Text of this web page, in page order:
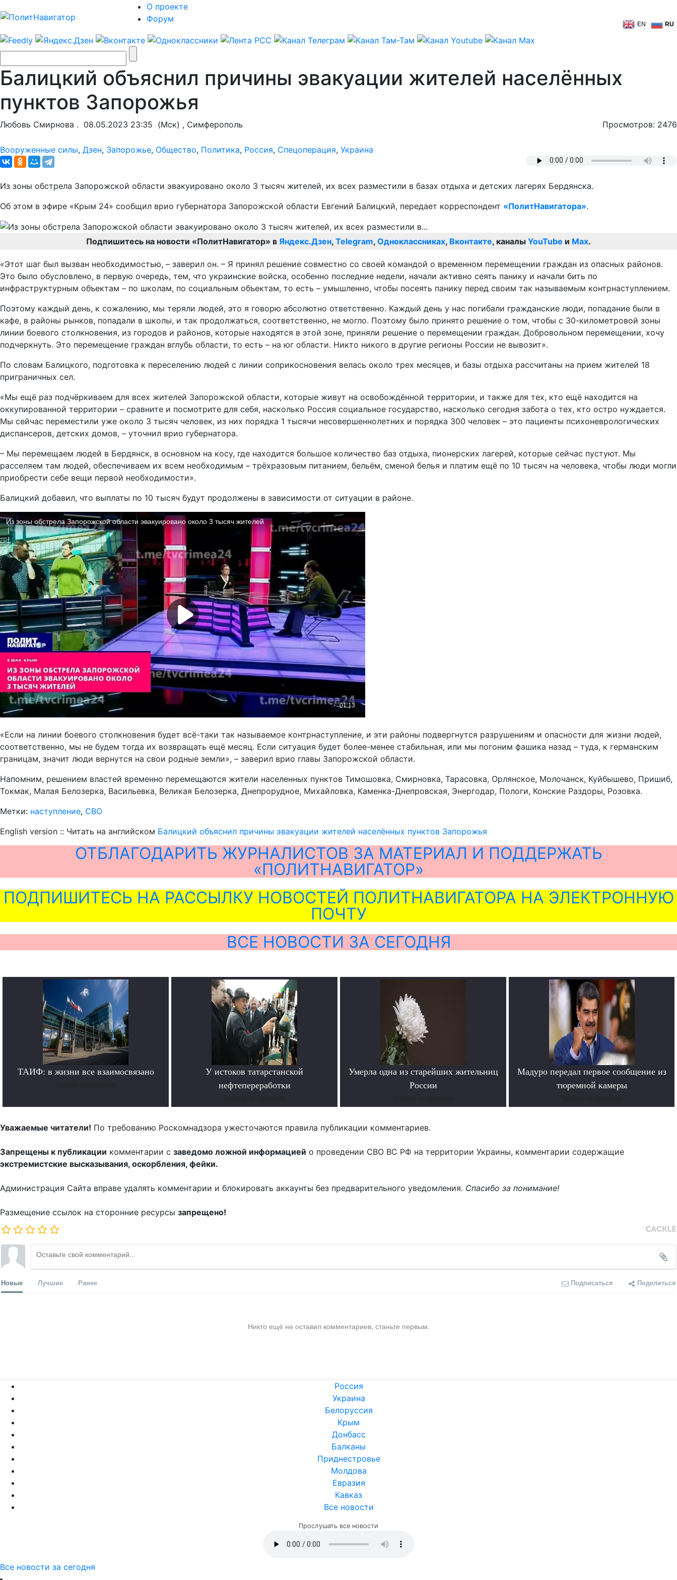
О проекте
Форум
EN RU
Балицкий объяснил причины эвакуации жителей населённых
пунктов Запорожья
Любовь Смирнова . 08.05.2023 23:35 (Мск) , Симферополь Просмотров: 2476
Вооруженные силы, Дзен, Запорожье, Общество, Политика, Россия, Спецоперация, Украина
Из зоны обстрела Запорожской области эвакуировано около 3 тысяч жителей, их всех разместили в базах отдыха и детских лагерях Бердянска.
Об этом в эфире «Крым 24» сообщил врио губернатора Запорожской области Евгений Балицкий, передает корреспондент «ПолитНавигатора».
Подпишитесь на новости «ПолитНавигатор» в Яндекс.Дзен, Telegram, Одноклассниках, Вконтакте, каналы YouTube и Max.
«Этот шаг был вызван необходимостью, – заверил он. – Я принял решение совместно со своей командой о временном перемещении граждан из опасных районов.
Это было обусловлено, в первую очередь, тем, что украинские войска, особенно последние недели, начали активно сеять панику и начали бить по
инфраструктурным объектам – по школам, по социальным объектам, то есть – умышленно, чтобы посеять панику перед своим так называемым контрнаступлением.
Поэтому каждый день, к сожалению, мы теряли людей, это я говорю абсолютно ответственно. Каждый день у нас погибали гражданские люди, попадание были в
кафе, в районы рынков, попадали в школы, и так продолжаться, соответственно, не могло. Поэтому было принято решение о том, чтобы с 30-километровой зоны
линии боевого столкновения, из городов и районов, которые находятся в этой зоне, приняли решение о перемещении граждан. Добровольном перемещении, хочу
подчеркнуть. Это перемещение граждан вглубь области, то есть – на юг области. Никто никого в другие регионы России не вывозит».
По словам Балицкого, подготовка к переселению людей с линии соприкосновения велась около трех месяцев, и базы отдыха рассчитаны на прием жителей 18
приграничных сел.
«Мы ещё раз подчёркиваем для всех жителей Запорожской области, которые живут на освобождённой территории, и также для тех, кто ещё находится на
оккупированной территории – сравните и посмотрите для себя, насколько Россия социальное государство, насколько сегодня забота о тех, кто остро нуждается.
Мы сейчас переместили уже около 3 тысяч человек, из них порядка 1 тысячи несовершеннолетних и порядка 300 человек – это пациенты психоневрологических
диспансеров, детских домов, – уточнил врио губернатора.
– Мы перемещаем людей в Бердянск, в основном на косу, где находится большое количество баз отдыха, пионерских лагерей, которые сейчас пустуют. Мы
расселяем там людей, обеспечиваем их всем необходимым – трёхразовым питанием, бельём, сменой белья и платим ещё по 10 тысяч на человека, чтобы люди могли
приобрести себе вещи первой необходимости».
Балицкий добавил, что выплаты по 10 тысяч будут продолжены в зависимости от ситуации в районе.
«Если на линии боевого столкновения будет всё-таки так называемое контрнаступление, и эти районы подвергнутся разрушениям и опасности для жизни людей,
соответственно, мы не будем тогда их возвращать ещё месяц. Если ситуация будет более-менее стабильная, или мы погоним фашика назад – туда, к германским
границам, значит люди вернутся на свои родные земли», – заверил врио главы Запорожской области.
Напомним, решением властей временно перемещаются жители населенных пунктов Тимошовка, Смирновка, Тарасовка, Орлянское, Молочанск, Куйбышево, Пришиб,
Токмак, Малая Белозерка, Васильевка, Великая Белозерка, Днепрорудное, Михайловка, Каменка-Днепровская, Энергодар, Пологи, Конские Раздоры, Розовка.
Метки: наступление, СВО
English version :: Читать на английском Балицкий объяснил причины эвакуации жителей населённых пунктов Запорожья
ОТБЛАГОДАРИТЬ ЖУРНАЛИСТОВ ЗА МАТЕРИАЛ И ПОДДЕРЖАТЬ
«ПОЛИТНАВИГАТОР»
ПОДПИШИТЕСЬ НА РАССЫЛКУ НОВОСТЕЙ ПОЛИТНАВИГАТОРА НА ЭЛЕКТРОННУЮ
ПОЧТУ
ВСЕ НОВОСТИ ЗА СЕГОДНЯ
ТАИФ: в жизни все взаимосвязано
У истоков татарстанской
нефтепереработки
Умерла одна из старейших жительниц
России
Мадуро передал первое сообщение из
тюремной камеры
Уважаемые читатели! По требованию Роскомнадзора ужесточаются правила публикации комментариев.
Запрещены к публикации комментарии с заведомо ложной информацией о проведении СВО ВС РФ на территории Украины, комментарии содержащие
экстремистские высказывания, оскорбления, фейки.
Администрация Сайта вправе удалять комментарии и блокировать аккаунты без предварительного уведомления. Спасибо за понимание!
Размещение ссылок на сторонние ресурсы запрещено!
Новые Лучшие Ранее Подписаться Поделиться
Никто ещё не оставил комментариев, станьте первым.
Россия
Украина
Белоруссия
Крым
Донбасс
Балканы
Приднестровье
Молдова
Евразия
Кавказ
Все новости
Прослушать все новости
Все новости за сегодня